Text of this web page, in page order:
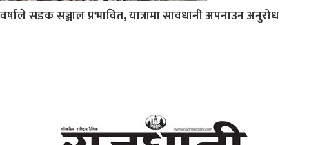
वर्षाले सडक सञ्जाल प्रभावित, यात्रामा सावधानी अपनाउन अनुरोध